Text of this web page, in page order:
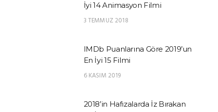
İyi 14 Animasyon Filmi
3 TEMMUZ 2018
IMDb Puanlarına Göre 2019’un
En İyi 15 Filmi
6 KASIM 2019
2018’in Hafızalarda İz Bırakan